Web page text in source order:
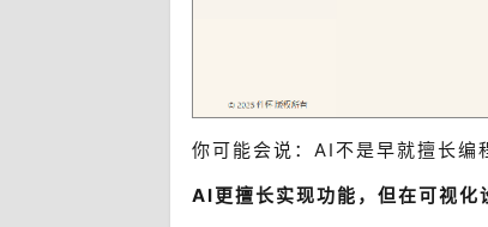
你可能会说：AI不是早就擅长编
AI更擅长实现功能，但在可视化